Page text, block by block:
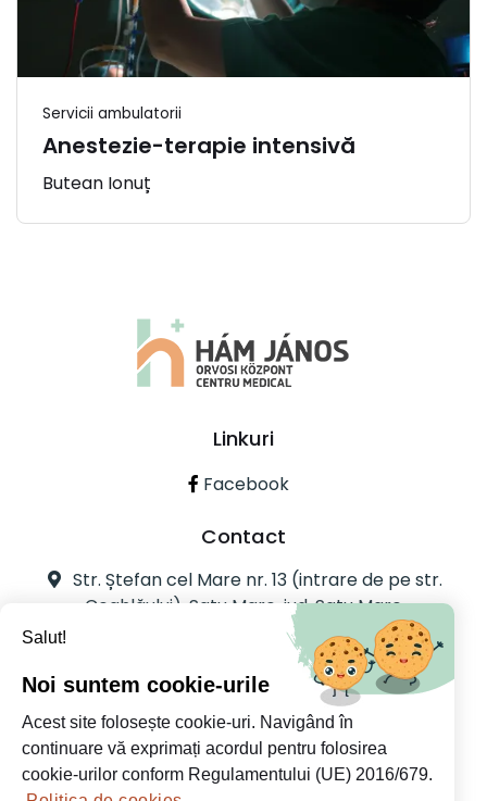
Servicii ambulatorii
Anestezie-terapie intensivă
Butean Ionuț
Linkuri
Facebook
Contact
Str. Ștefan cel Mare nr. 13 (intrare de pe str.
Ceahlăului), Satu Mare, jud. Satu Mare
0361733018
info@hjmedical.ro
Salut!
Noi suntem cookie-urile
Acest site folosește cookie-uri. Navigând în
continuare vă exprimați acordul pentru folosirea
cookie-urilor conform Regulamentului (UE) 2016/679.